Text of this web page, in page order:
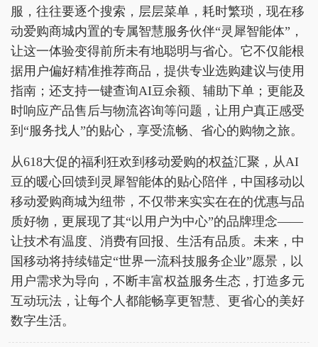
服，往往要逐个搜索，层层菜单，耗时繁琐，现在移
动爱购商城内置的专属智慧服务伙伴“灵犀智能体”，
让这一体验变得前所未有地聪明与省心。它不仅能根
据用户偏好精准推荐商品，提供专业选购建议与使用
指南；还支持一键查询AI豆余额、辅助下单；更能及
时响应产品售后与物流咨询等问题，让用户真正感受
到“服务找人”的贴心，享受流畅、省心的购物之旅。
从618大促的福利狂欢到移动爱购的权益汇聚，从AI
豆的暖心回馈到灵犀智能体的贴心陪伴，中国移动以
移动爱购商城为纽带，不仅带来实实在在的优惠与品
质好物，更展现了其“以用户为中心”的品牌理念——
让技术有温度、消费有回报、生活有品质。未来，中
国移动将持续锚定“世界一流科技服务企业”愿景，以
用户需求为导向，不断丰富权益服务生态，打造多元
互动玩法，让每个人都能畅享更智慧、更省心的美好
数字生活。